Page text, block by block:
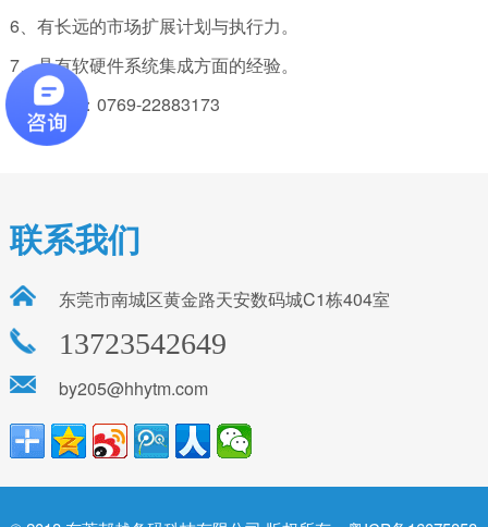
6、有长远的市场扩展计划与执行力。
7、具有软硬件系统集成方面的经验。
招商热线：0769-22883173
联系我们
东莞市南城区黄金路天安数码城C1栋404室
13723542649
by205@hhytm.com